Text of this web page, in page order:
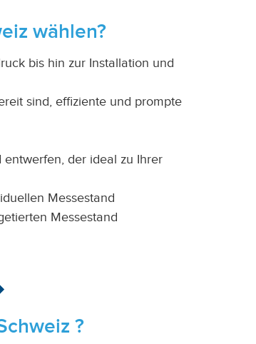
wählen?
bis hin zur Installation und
sind, effiziente und prompte
der ideal zu Ihrer
Messestand
Messestand
?